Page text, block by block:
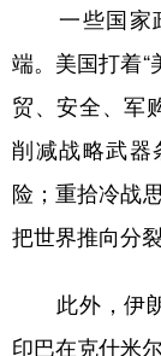
一些国家政
端。美国打着“
贸、安全、军
削减战略武器
险；重拾冷战
把世界推向分
此外，伊朗
印巴在克什米